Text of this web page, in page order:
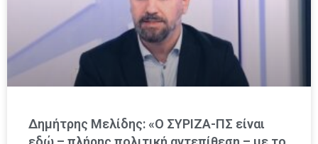
Δημήτρης Μελίδης: «Ο ΣΥΡΙΖΑ-ΠΣ είναι